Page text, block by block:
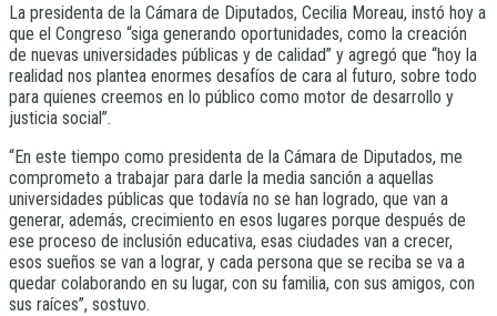
La presidenta de la Cámara de Diputados, Cecilia Moreau, instó hoy a
que el Congreso “siga generando oportunidades, como la creación
de nuevas universidades públicas y de calidad” y agregó que “hoy la
realidad nos plantea enormes desafíos de cara al futuro, sobre todo
para quienes creemos en lo público como motor de desarrollo y
justicia social”.
“En este tiempo como presidenta de la Cámara de Diputados, me
comprometo a trabajar para darle la media sanción a aquellas
universidades públicas que todavía no se han logrado, que van a
generar, además, crecimiento en esos lugares porque después de
ese proceso de inclusión educativa, esas ciudades van a crecer,
esos sueños se van a lograr, y cada persona que se reciba se va a
quedar colaborando en su lugar, con su familia, con sus amigos, con
sus raíces”, sostuvo.